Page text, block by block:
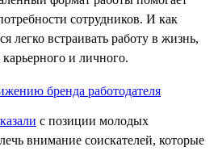
сотрудников. И как
легко встраивать работу в жизнь,
и личного.
с позиции молодых
внимание соискателей, которые